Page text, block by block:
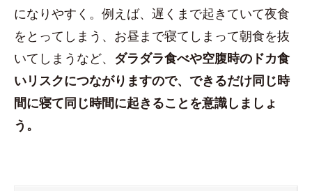
になりやすく。例えば、遅くまで起きていて夜食
をとってしまう、お昼まで寝てしまって朝食を抜
いてしまうなど、 ダラダラ食べや空腹時のドカ食
いリスクにつながりますので、できるだけ同じ時
間に寝て同じ時間に起きることを意識しましょ
う。